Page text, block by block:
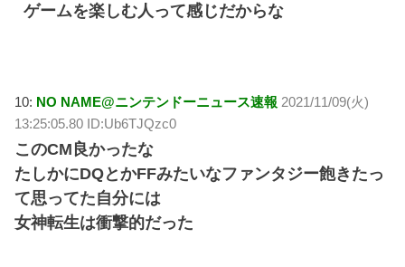
ゲームを楽しむ人って感じだからな
10: NO NAME@ニンテンドーニュース速報 2021/11/09(火)
13:25:05.80 ID:Ub6TJQzc0
このCM良かったな
たしかにDQとかFFみたいなファンタジー飽きたっ
て思ってた自分には
女神転生は衝撃的だった